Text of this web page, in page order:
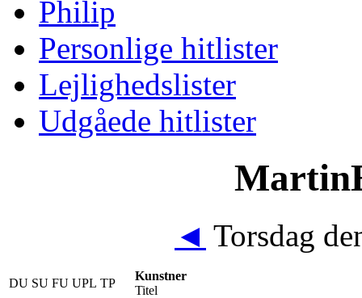
Philip
Personlige hitlister
Lejlighedslister
Udgåede hitlister
◄ Torsdag
DU SU FU UPL TP
Kunstner
Titel